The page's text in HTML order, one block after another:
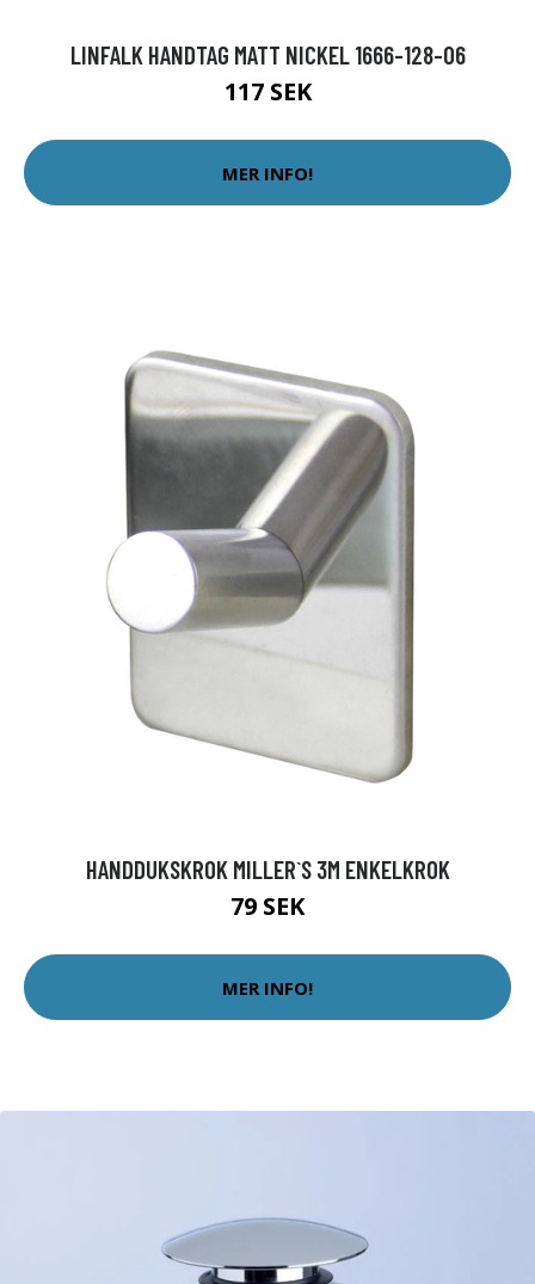
LINFALK HANDTAG MATT NICKEL 1666-128-06
117 SEK
MER INFO!
HANDDUKSKROK MILLER`S 3M ENKELKROK
79 SEK
MER INFO!